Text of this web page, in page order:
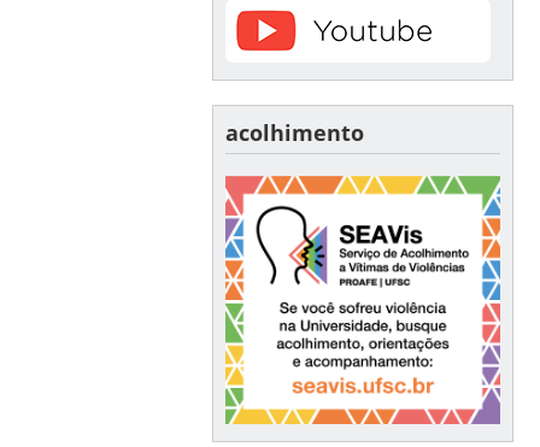
acolhimento